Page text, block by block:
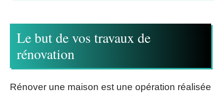
Le but de vos travaux de
rénovation
Rénover une maison est une opération réalisée